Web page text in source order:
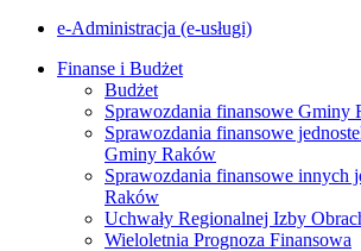
e-Administracja (e-usługi)
Finanse i Budżet
Budżet
Sprawozdania finansowe Gminy
Sprawozdania finansowe
Gminy Raków
Sprawozdania finansowe innych
Raków
Uchwały Regionalnej Izby
Wieloletnia Prognoza Finansowa